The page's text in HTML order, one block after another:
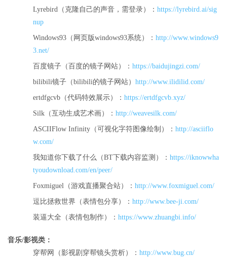
Lyrebird（克隆自己的声音，需登录）： https://lyrebird.ai/sig
nup
Windows93（网页版windows93系统）： http://www.windows9
3.net/
百度镜子（百度的镜子网站）： https://baidujingzi.com/
bilibili镜子（bilibili的镜子网站） http://www.ilidilid.com/
ertdfgcvb（代码特效展示）： https://ertdfgcvb.xyz/
Silk（互动生成艺术画）： http://weavesilk.com/
ASCIIFlow Infinity（可视化字符图像绘制）： http://asciiflo
w.com/
我知道你下载了什么（BT下载内容监测）： https://iknowwha
tyoudownload.com/en/peer/
Foxmiguel（游戏直播聚合站）： http://www.foxmiguel.com/
逗比拯救世界（表情包分享）： http://www.bee-ji.com/
装逼大全（表情包制作）： https://www.zhuangbi.info/
音乐/影视类：
穿帮网（影视剧穿帮镜头赏析）： http://www.bug.cn/